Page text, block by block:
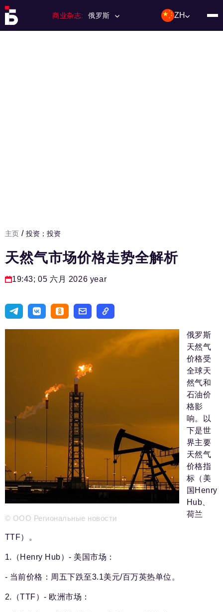
商业杂志: 俄罗斯 ZH
人力资源部
房间人
生活方式
编辑部的电话号码:+7 495 727-01-67
info@business-magazine.online
广告部
reklama@business-magazine.online
合作伙伴关系部
partner@business-magazine.online
主页 / 投资；投资
天然气市场价格走势全解析
19:43; 05 六月 2026 year
© ООО Региональные новости
俄罗斯
天然气
价格受
全球天
然气和
石油价
格影
响。以
下是世
界主要
天然气
价格指
标（美
国Henry
Hub、
荷兰
TTF）。
1.（Henry Hub）- 美国市场：
- 当前价格：周五下跌至3.1美元/百万英热单位。
2.（TTF）- 欧洲市场：